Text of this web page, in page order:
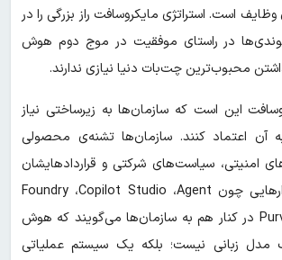
است. استراتژی مایکروسافت راز بزرگی را در
در راستای موفقیت در موج دوم هوش
محبوب‌ترین چت‌بات دنیا نیازی ندارند.
این است که سازمان‌ها به زیرساختی نیاز
به آن اعتماد کنند. سازمان‌ها تشنه‌ی محصولی
امنیتی، سیاست‌های شرکتی و قراردادهایشان
هماهنگ باشد. ابزارهایی چون Foundry ،Copilot Studio ،Agent
365 ،Entra و Purview در کنار هم به سازمان‌ها می‌گویند که هوش
زبانی نیست؛ بلکه یک سیستم عملیاتی